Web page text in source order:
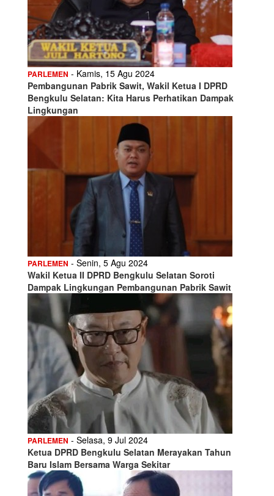
PARLEMEN - Kamis, 15 Agu 2024
Pembangunan Pabrik Sawit, Wakil Ketua I DPRD
Bengkulu Selatan: Kita Harus Perhatikan Dampak
Lingkungan
PARLEMEN - Senin, 5 Agu 2024
Wakil Ketua II DPRD Bengkulu Selatan Soroti
Dampak Lingkungan Pembangunan Pabrik Sawit
PARLEMEN - Selasa, 9 Jul 2024
Ketua DPRD Bengkulu Selatan Merayakan Tahun
Baru Islam Bersama Warga Sekitar